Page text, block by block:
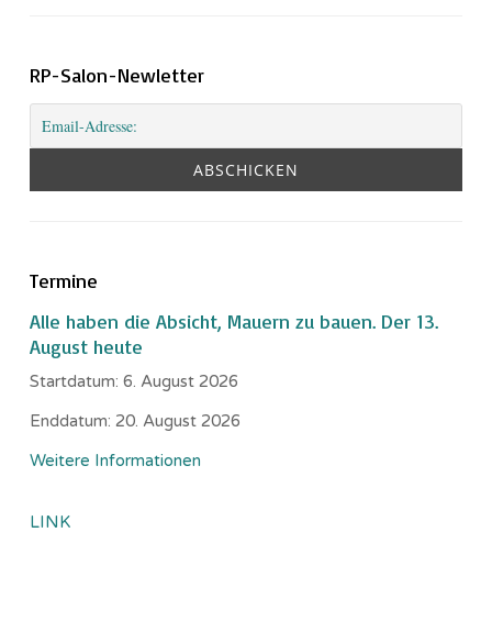
RP-Salon-Newletter
Termine
Alle haben die Absicht, Mauern zu bauen. Der 13.
August heute
Startdatum: 6. August 2026
Enddatum: 20. August 2026
Weitere Informationen
LINK